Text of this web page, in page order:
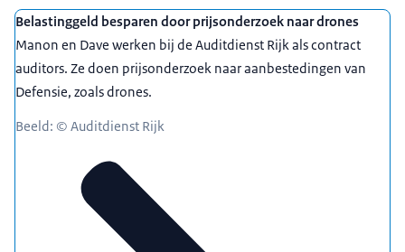
Belastinggeld besparen door prijsonderzoek naar drones
Manon en Dave werken bij de Auditdienst Rijk als contract
auditors. Ze doen prijsonderzoek naar aanbestedingen van
Defensie, zoals drones.
Beeld: © Auditdienst Rijk